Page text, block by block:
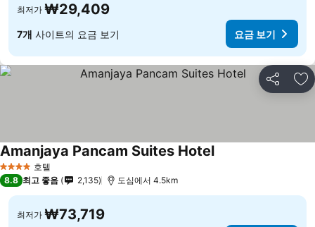
최저가 ₩29,409
7개 사이트의 요금 보기 요금 보기
공유 즐
4 성급 호텔
Amanjaya Pancam Suites Hotel
8.8 최고 좋음 2,135 도심에서 4.5km
최저가 ₩73,719